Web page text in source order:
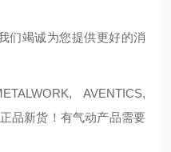
们竭诚为您提供更好的消
AVENTICS,
品新货！有气动产品需要